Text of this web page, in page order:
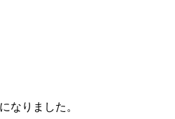
なりました。